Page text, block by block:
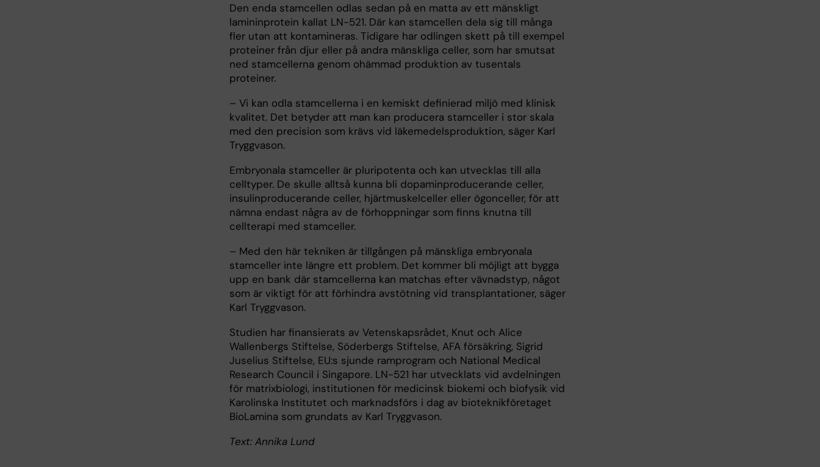
Den enda stamcellen odlas sedan på en matta av ett mänskligt
lamininprotein kallat LN-521. Där kan stamcellen dela sig till många
fler utan att kontamineras. Tidigare har odlingen skett på till exempel
proteiner från djur eller på andra mänskliga celler, som har smutsat
ned stamcellerna genom ohämmad produktion av tusentals
proteiner.
– Vi kan odla stamcellerna i en kemiskt definierad miljö med klinisk
kvalitet. Det betyder att man kan producera stamceller i stor skala
med den precision som krävs vid läkemedelsproduktion, säger Karl
Tryggvason.
Embryonala stamceller är pluripotenta och kan utvecklas till alla
celltyper. De skulle alltså kunna bli dopaminproducerande celler,
insulinproducerande celler, hjärtmuskelceller eller ögonceller, för att
nämna endast några av de förhoppningar som finns knutna till
cellterapi med stamceller.
– Med den här tekniken är tillgången på mänskliga embryonala
stamceller inte längre ett problem. Det kommer bli möjligt att bygga
upp en bank där stamcellerna kan matchas efter vävnadstyp, något
som är viktigt för att förhindra avstötning vid transplantationer, säger
Karl Tryggvason.
Studien har finansierats av Vetenskapsrådet, Knut och Alice
Wallenbergs Stiftelse, Söderbergs Stiftelse, AFA försäkring, Sigrid
Juselius Stiftelse, EU:s sjunde ramprogram och National Medical
Research Council i Singapore. LN-521 har utvecklats vid avdelningen
för matrixbiologi, institutionen för medicinsk biokemi och biofysik vid
Karolinska Institutet och marknadsförs i dag av bioteknikföretaget
BioLamina som grundats av Karl Tryggvason.
Text: Annika Lund